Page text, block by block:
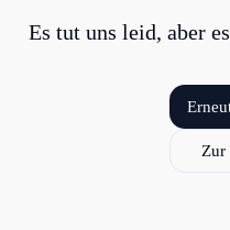
Es tut uns leid, aber
Zur